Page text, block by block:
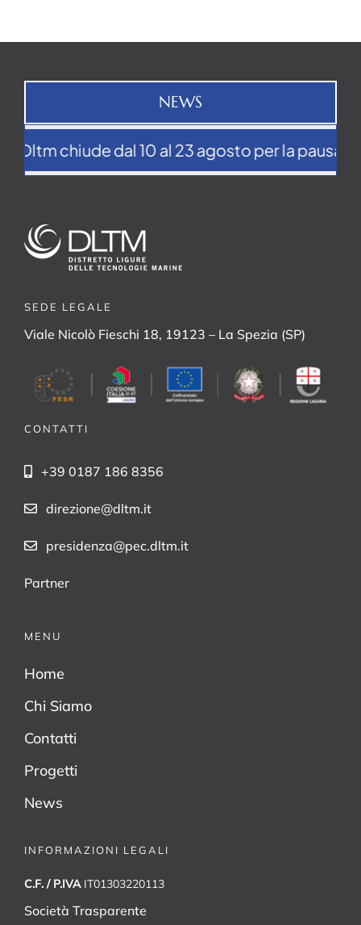
NEWS
chiude dal 10 al 23 agosto per la pausa estiva
SEDE LEGALE
Viale Nicolò Fieschi 18, 19123 – La Spezia (SP)
CONTATTI
+39 0187 186 8356
direzione@dltm.it
presidenza@pec.dltm.it
Partner
MENU
Home
Chi Siamo
Contatti
Progetti
News
INFORMAZIONI LEGALI
C.F. / P.IVA IT01303220113
Società Trasparente